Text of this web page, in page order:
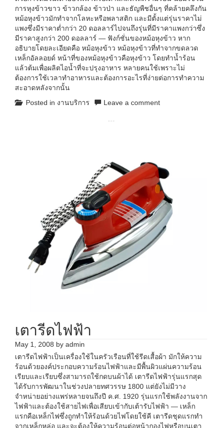
การหุงข้าวขาว ข้าวกล้อง ข้าวป่า และธัญพืชอื่นๆ ที่คล้ายคลึงกัน
หม้อหุงข้าวมักทำจากโลหะหรือพลาสติก และมีตั้งแต่รุ่นราคาไม่
แพงซึ่งมีราคาต่ำกว่า 20 ดอลลาร์ไปจนถึงรุ่นที่มีราคาแพงกว่าซึ่ง
มีราคาสูงกว่า 200 ดอลลาร์ — ฟังก์ชั่นของหม้อหุงข้าว หาก
อธิบายโดยละเอียดคือ หม้อหุงข้าว หม้อหุงข้าวที่ทำจากขดลวด
เหล็กอัลลอยด์ หน้าที่ของหม้อหุงข้าวคือหุงข้าว โดยทำน้ำร้อน
แล้วต้มเพื่อผลิตไอน้ำที่จะปรุงอาหาร หลายคนใช้เพราะไม่
ต้องการใช้เวลาทำอาหารและต้องการอะไรที่ง่ายต่อการทำความ
สะอาดหลังจากนั้น
Posted in งานบริการ Leave a comment
เตารีดไฟฟ้า
May 1, 2008 by admin
เตารีดไฟฟ้าเป็นเครื่องใช้ในครัวเรือนที่ใช้รีดเสื้อผ้า มักให้ความ
ร้อนด้วยองค์ประกอบความร้อนไฟฟ้าและมีพื้นผิวแผ่นความร้อน
เรียบและเรียบซึ่งสามารถใช้กดบนผ้าได้ เตารีดไฟฟ้ารุ่นแรกสุด
ได้รับการพัฒนาในช่วงปลายทศวรรษ 1800 แต่ยังไม่มีวาง
จำหน่ายอย่างแพร่หลายจนถึงปี ค.ศ. 1920 รุ่นแรกใช้พลังงานจาก
ไฟฟ้าและต้องใช้สายไฟเพื่อเสียบเข้ากับเต้ารับไฟฟ้า — เหล็ก
แรกคือเหล็กไฟซึ่งถูกทำให้ร้อนด้วยไฟโดยใช้คี เตารีดชุดแรกทำ
จากเหล็กหล่อ และจะต้องให้ความร้อนต่อหน้ากองไฟหรือบนเตา